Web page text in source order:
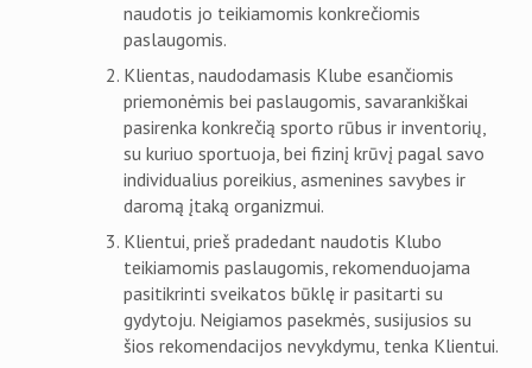
naudotis jo teikiamomis konkrečiomis
paslaugomis.
Klientas, naudodamasis Klube esančiomis
priemonėmis bei paslaugomis, savarankiškai
pasirenka konkrečią sporto rūbus ir inventorių,
su kuriuo sportuoja, bei fizinį krūvį pagal savo
individualius poreikius, asmenines savybes ir
daromą įtaką organizmui.
Klientui, prieš pradedant naudotis Klubo
teikiamomis paslaugomis, rekomenduojama
pasitikrinti sveikatos būklę ir pasitarti su
gydytoju. Neigiamos pasekmės, susijusios su
šios rekomendacijos nevykdymu, tenka Klientui.